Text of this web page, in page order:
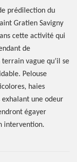
prédilection du
Gratien Savigny
cette activité qui
de
vague qu’il se
Pelouse
haies
exhalant une odeur
égayer
intervention.